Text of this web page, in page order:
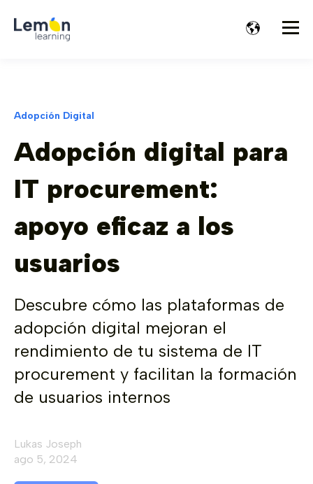
Adopción Digital
Adopción digital para
IT procurement:
apoyo eficaz a los
usuarios
Descubre cómo las plataformas de
adopción digital mejoran el
rendimiento de tu sistema de IT
procurement y facilitan la formación
de usuarios internos
Lukas Joseph
ago 5, 2024